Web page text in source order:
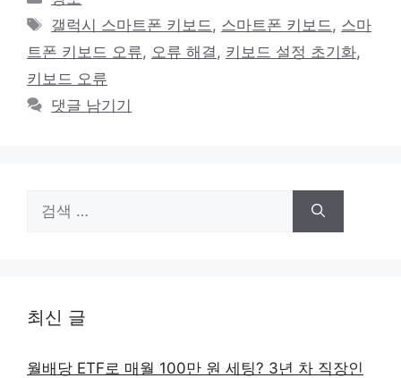
테
리
태
그
갤럭시 스마트폰 키보드 , 스마트폰 키보드 , 스마
트폰 키보드 오류, 오류 해결 , 키보드 설정 초기화,
키보드 오류
댓글 남기기
색:
최신 글
월배당 ETF로 매월 100만 원 세팅? 3년 차 직장인